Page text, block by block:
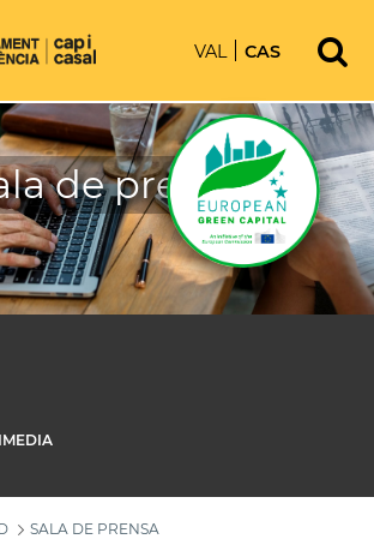
VAL CAS
de prensa
SALA DE PRENSA